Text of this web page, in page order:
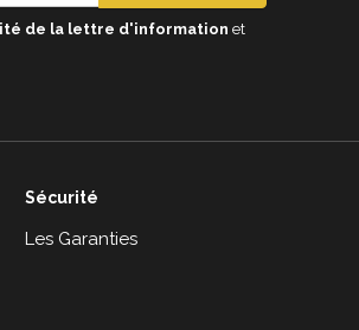
de la lettre d'information et
Sécurité
Les Garanties